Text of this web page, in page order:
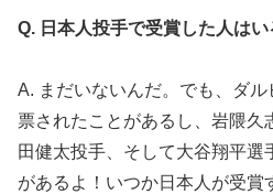
Q. 日本人投手で受賞した人はい
A. まだいないんだ。でも、ダ
票されたことがあるし、岩隈久
田健太投手、そして大谷翔平選
があるよ！いつか日本人が受賞